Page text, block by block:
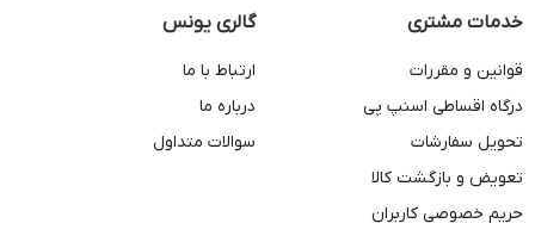
خدمات مشتری
قوانین و مقررات
درگاه اقساطی اسنپ پی
تحویل سفارشات
تعویض و بازگشت کالا
حریم خصوصی کاربران
گالری یونس
ارتباط با ما
درباره ما
سوالات متداول